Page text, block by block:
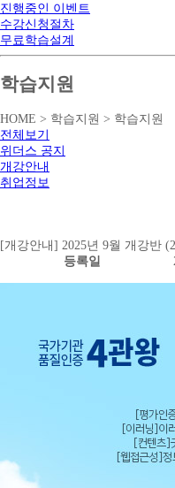
진행중인 이벤트
수강신청절차
무료학습설계
학습지원
HOME > 학습지원 > 학습지원
전체보기
위더스 공지
개강안내
취업정보
[개강안내] 2025년 9월 개강반
등록일